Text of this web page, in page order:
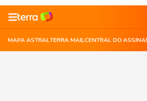
MAPA ASTRALTERRA MAILCENTRAL DO